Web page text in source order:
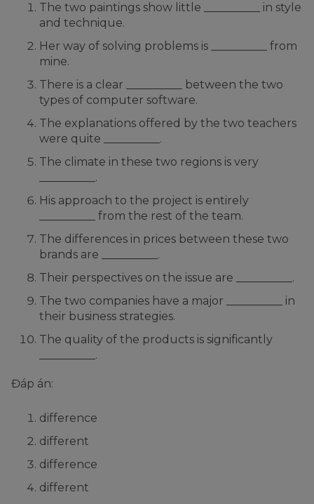
The two paintings show little __________ in style
and technique.
Her way of solving problems is __________ from
mine.
There is a clear __________ between the two
types of computer software.
The explanations offered by the two teachers
were quite __________.
The climate in these two regions is very
__________.
His approach to the project is entirely
__________ from the rest of the team.
The differences in prices between these two
brands are __________.
Their perspectives on the issue are __________.
The two companies have a major __________ in
their business strategies.
The quality of the products is significantly
__________.
Đáp án:
difference
different
difference
different